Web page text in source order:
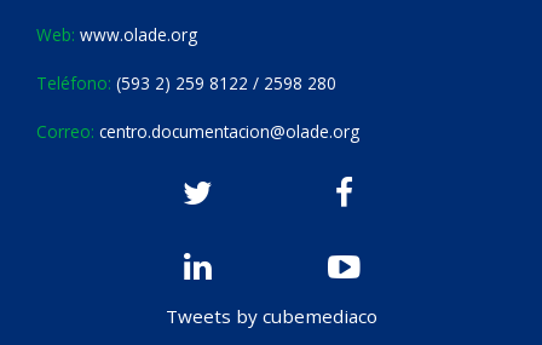
Web: www.olade.org
Teléfono: (593 2) 259 8122 / 2598 280
Correo: centro.documentacion@olade.org
Tweets by cubemediaco